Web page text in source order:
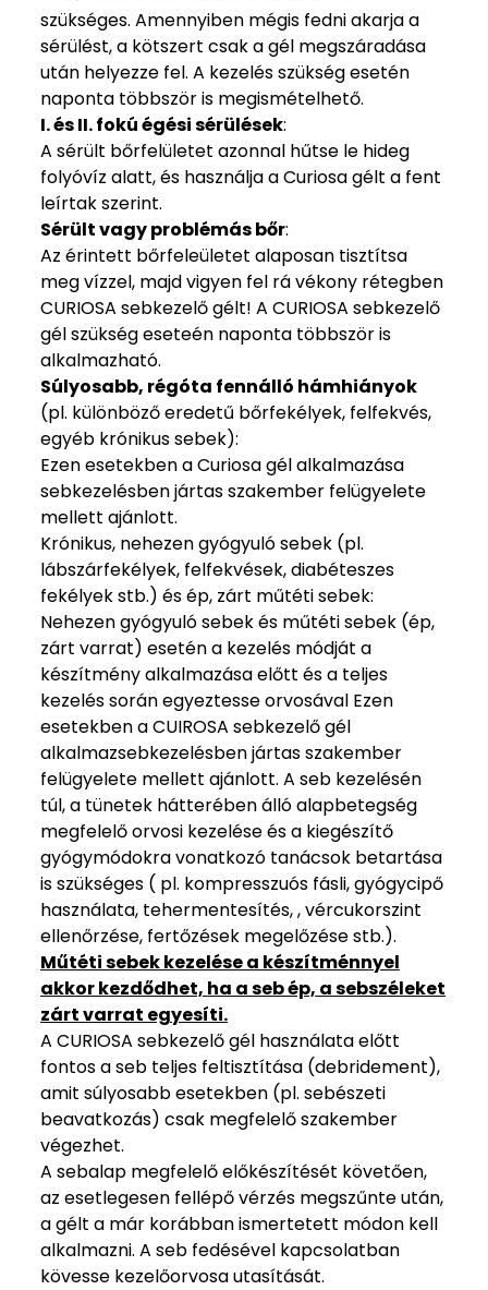
szükséges. Amennyiben mégis fedni akarja a
sérülést, a kötszert csak a gél megszáradása
után helyezze fel. A kezelés szükség esetén
naponta többször is megismételhető.
I. és II. fokú égési sérülések:
A sérült bőrfelületet azonnal hűtse le hideg
folyóvíz alatt, és használja a Curiosa gélt a fent
leírtak szerint.
Sérült vagy problémás bőr:
Az érintett bőrfeleületet alaposan tisztítsa
meg vízzel, majd vigyen fel rá vékony rétegben
CURIOSA sebkezelő gélt! A CURIOSA sebkezelő
gél szükség eseteén naponta többször is
alkalmazható.
Súlyosabb, régóta fennálló hámhiányok
(pl. különböző eredetű bőrfekélyek, felfekvés,
egyéb krónikus sebek):
Ezen esetekben a Curiosa gél alkalmazása
sebkezelésben jártas szakember felügyelete
mellett ajánlott.
Krónikus, nehezen gyógyuló sebek (pl.
lábszárfekélyek, felfekvések, diabéteszes
fekélyek stb.) és ép, zárt műtéti sebek:
Nehezen gyógyuló sebek és műtéti sebek (ép,
zárt varrat) esetén a kezelés módját a
készítmény alkalmazása előtt és a teljes
kezelés során egyeztesse orvosával Ezen
esetekben a CUIROSA sebkezelő gél
alkalmazsebkezelésben jártas szakember
felügyelete mellett ajánlott. A seb kezelésén
túl, a tünetek hátterében álló alapbetegség
megfelelő orvosi kezelése és a kiegészítő
gyógymódokra vonatkozó tanácsok betartása
is szükséges ( pl. kompresszuós fásli, gyógycipő
használata, tehermentesítés, , vércukorszint
ellenőrzése, fertőzések megelőzése stb.).
Műtéti sebek kezelése a készítménnyel
akkor kezdődhet, ha a seb ép, a sebszéleket
zárt varrat egyesíti.
A CURIOSA sebkezelő gél használata előtt
fontos a seb teljes feltisztítása (debridement),
amit súlyosabb esetekben (pl. sebészeti
beavatkozás) csak megfelelő szakember
végezhet.
A sebalap megfelelő előkészítését követően,
az esetlegesen fellépő vérzés megszűnte után,
a gélt a már korábban ismertetett módon kell
alkalmazni. A seb fedésével kapcsolatban
kövesse kezelőorvosa utasítását.